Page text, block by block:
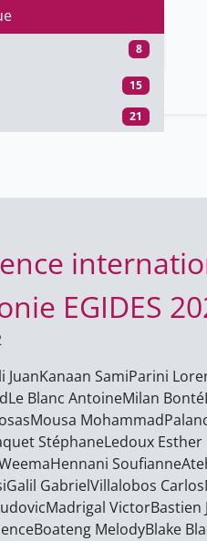
8
13
15
15
21
EGIDES
JuanKanaan SamiParini
Le Blanc AntoineMilan Bonté
Mousa Mohammad
StéphaneLedoux Esther
Hennani Soufianne
Galil GabrielVillalobos Carlos
Madrigal VictorBastien
Boateng MelodyBlake